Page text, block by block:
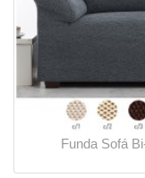
Funda Sofá